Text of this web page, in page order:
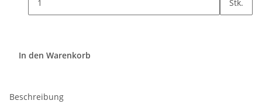
Stk.
In den Warenkorb
Beschreibung